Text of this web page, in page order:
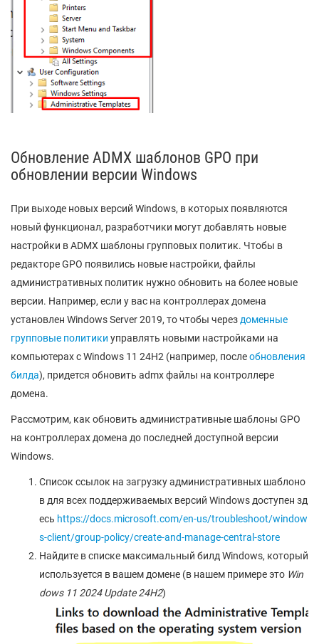
Обновление ADMX шаблонов GPO при
обновлении версии Windows
При выходе новых версий Windows, в которых появляются
новый функционал, разработчики могут добавлять новые
настройки в ADMX шаблоны групповых политик. Чтобы в
редакторе GPO появились новые настройки, файлы
административных политик нужно обновить на более новые
версии. Например, если у вас на контроллерах домена
установлен Windows Server 2019, то чтобы через доменные
групповые политики управлять новыми настройками на
компьютерах с Windows 11 24H2 (например, послеобновления
билда), придется обновить admx файлы на контроллере
домена.
Рассмотрим, как обновить административные шаблоны GPO
на контроллерах домена до последней доступной версии
Windows.
Список ссылок на загрузку административных шаблоно
в для всех поддерживаемых версий Windows доступен зд
есь https://docs.microsoft.com/en-us/troubleshoot/window
s-client/group-policy/create-and-manage-central-store
Найдите в списке максимальный билд Windows, который
используется в вашем домене (в нашем примере это Win
dows 11 2024 Update 24H2)